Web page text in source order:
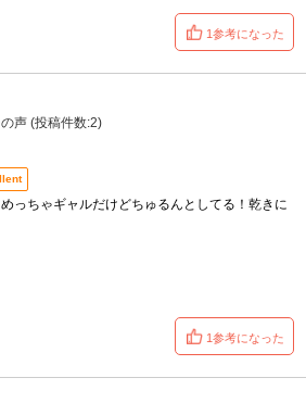
1参考になった
声 (投稿件数:2)
っちゃギャルだけどちゅるんとしてる！乾きに
1参考になった